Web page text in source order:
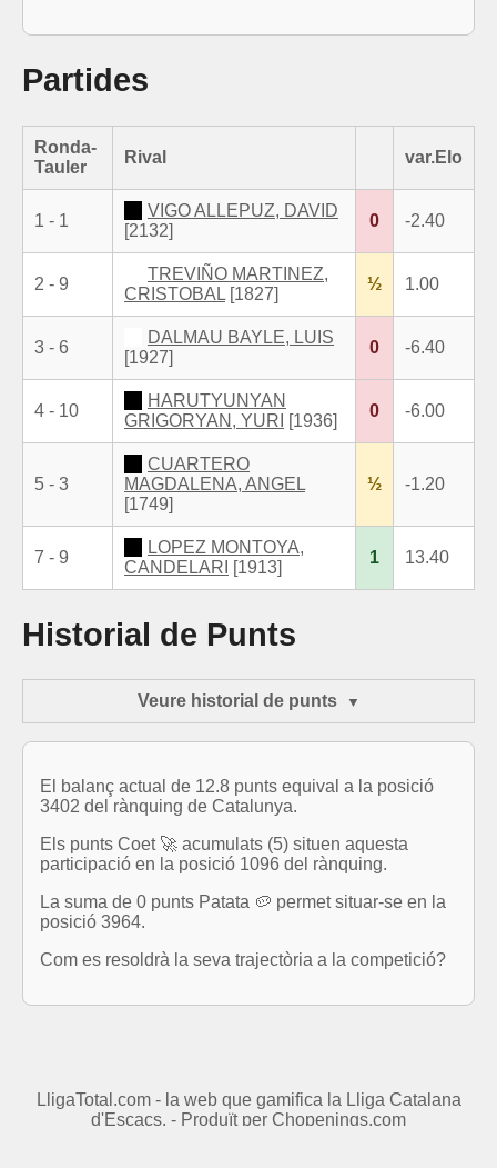
Partides
Ronda-
Tauler
Rival var.Elo
1 - 1
VIGO ALLEPUZ, DAVID
[2132]
0 -2.40
2 - 9
TREVIÑO MARTINEZ,
CRISTOBAL [1827]
½ 1.00
3 - 6
DALMAU BAYLE, LUIS
[1927]
0 -6.40
4 - 10
HARUTYUNYAN
GRIGORYAN, YURI
[1936]
0 -6.00
5 - 3
CUARTERO
MAGDALENA, ANGEL
[1749]
½ -1.20
7 - 9
LOPEZ MONTOYA,
CANDELARI
[1913]
1 13.40
Historial de Punts
Veure historial de punts
El balanç actual de 12.8 punts equival a la posició
3402 del rànquing de Catalunya.
Els punts Coet 🚀 acumulats (5) situen aquesta
participació en la posició 1096 del rànquing.
La suma de 0 punts Patata 🥔 permet situar-se en la
posició 3964.
Com es resoldrà la seva trajectòria a la competició?
LligaTotal.com - la web que gamifica la Lliga Catalana
d'Escacs. - Produït per Chopenings.com